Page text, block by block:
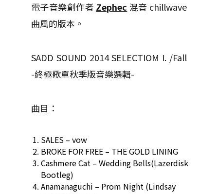
電子音樂創作者 Zephec 混音 chillwave
曲風的版本。
SADD SOUND 2014 SELECTIOM I. /Fall
-終極歌單秋季版音樂選輯-
曲目：
SALES – vow
‪BROKE FOR FREE – THE GOLD LINING
Cashmere Cat – Wedding Bells(Lazerdisk
Bootleg)
‪Anamanaguchi – Prom Night (Lindsay